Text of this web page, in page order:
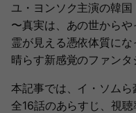
ユ・ヨンソク主演の韓
〜真実は、あの世からや
霊が見える憑依体質に
晴らす新感覚のファンタ
本記事では、イ・ソムら
全16話のあらすじ、視